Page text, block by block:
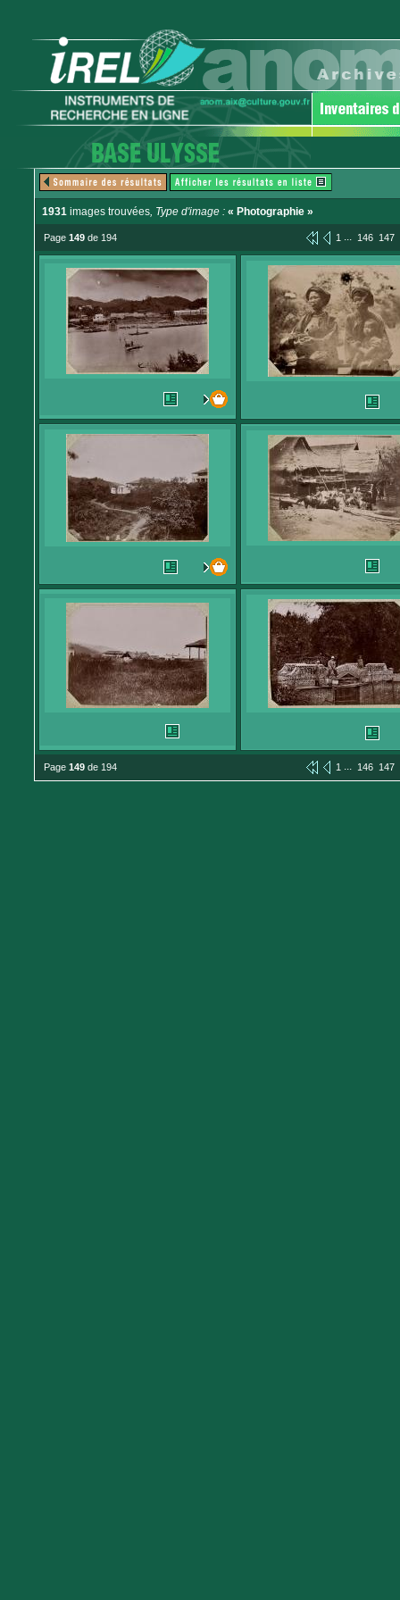
1931 images trouvées, Type d'image : « Photographie »
Page 149 de 194 1 ... 146 147
Page 149 de 194 1 ... 146 147